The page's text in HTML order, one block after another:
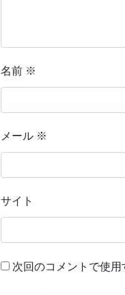
名前 ※
メール ※
サイト
次回のコメントで使